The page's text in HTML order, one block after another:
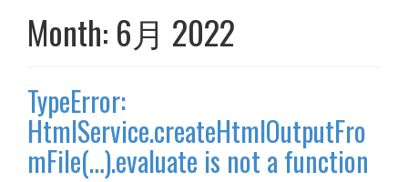
Month: 6月 2022
TypeError:
HtmlService.createHtmlOutputFro
mFile(…).evaluate is not a function